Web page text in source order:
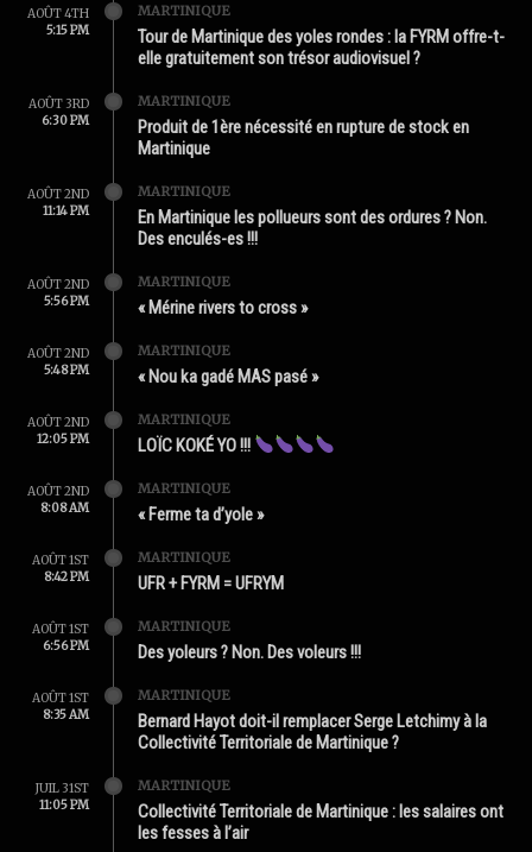
AOÛT 4TH
5:15 PM
MARTINIQUE
Tour de Martinique des yoles rondes : la FYRM offre-t-
elle gratuitement son trésor audiovisuel ?
AOÛT 3RD
6:30 PM
MARTINIQUE
Produit de 1ère nécessité en rupture de stock en
Martinique
AOÛT 2ND
11:14 PM
MARTINIQUE
En Martinique les pollueurs sont des ordures ? Non.
Des enculés-es !!!
AOÛT 2ND
5:56 PM
MARTINIQUE
« Mérine rivers to cross »
AOÛT 2ND
5:48 PM
MARTINIQUE
« Nou ka gadé MAS pasé »
AOÛT 2ND
12:05 PM
MARTINIQUE
LOÏC KOKÉ YO !!!
AOÛT 2ND
8:08 AM
MARTINIQUE
« Ferme ta d’yole »
AOÛT 1ST
8:42 PM
MARTINIQUE
UFR + FYRM = UFRYM
AOÛT 1ST
6:56 PM
MARTINIQUE
Des yoleurs ? Non. Des voleurs !!!
AOÛT 1ST
8:35 AM
MARTINIQUE
Bernard Hayot doit-il remplacer Serge Letchimy à la
Collectivité Territoriale de Martinique ?
JUIL 31ST
11:05 PM
MARTINIQUE
Collectivité Territoriale de Martinique : les salaires ont
les fesses à l’air